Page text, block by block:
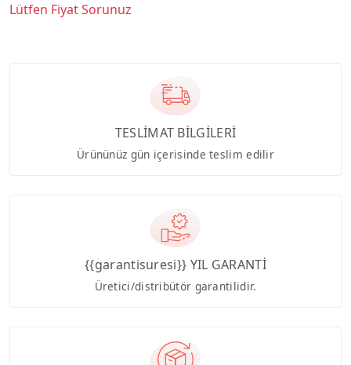
Lütfen Fiyat Sorunuz
TESLİMAT BİLGİLERİ
Ürününüz gün içerisinde teslim edilir
{{garantisuresi}} YIL GARANTİ
Üretici/distribütör garantilidir.